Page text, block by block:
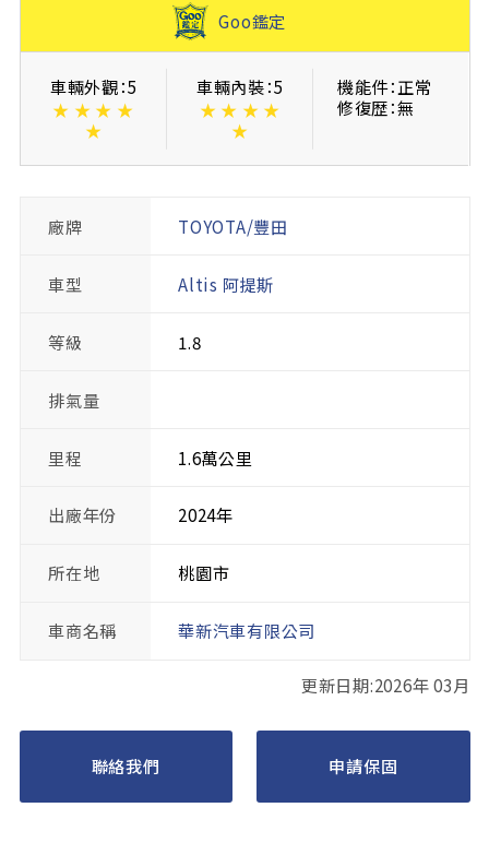
Goo鑑定
車輛外觀：5
★ ★ ★ ★
★
車輛內裝：5
★ ★ ★ ★
★
機能件：正常
修復歴：無
廠牌 TOYOTA/豐田
車型 Altis 阿提斯
等級 1.8
排氣量
里程 1.6萬公里
出廠年份 2024年
所在地 桃園市
車商名稱 華新汽車有限公司
更新日期:2026年 03月
聯絡我們 申請保固